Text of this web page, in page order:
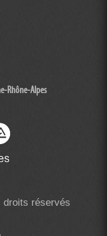
Rhône-Alpes
droits réservés